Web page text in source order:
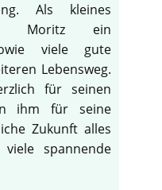
Als kleines
Moritz ein
viele gute
Lebensweg.
für seinen
ihm für seine
Zukunft alles
spannende